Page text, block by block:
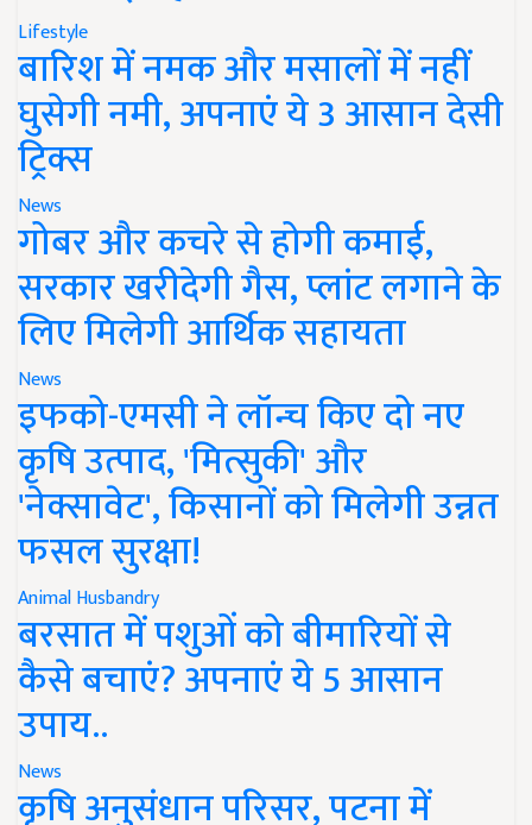
Lifestyle
बारिश में नमक और मसालों में नहीं
घुसेगी नमी, अपनाएं ये 3 आसान देसी
ट्रिक्स
News
गोबर और कचरे से होगी कमाई,
सरकार खरीदेगी गैस, प्लांट लगाने के
लिए मिलेगी आर्थिक सहायता
News
इफको-एमसी ने लॉन्च किए दो नए
कृषि उत्पाद, 'मित्सुकी' और
'नेक्सावेट', किसानों को मिलेगी उन्नत
फसल सुरक्षा!
Animal Husbandry
बरसात में पशुओं को बीमारियों से
कैसे बचाएं? अपनाएं ये 5 आसान
उपाय..
News
कृषि अनुसंधान परिसर, पटना में